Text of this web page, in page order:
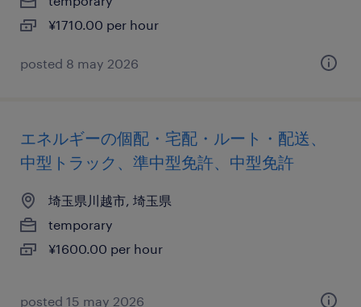
¥1710.00 per hour
posted 8 may 2026
エネルギーの個配・宅配・ルート・配送、
中型トラック、準中型免許、中型免許
埼玉県川越市, 埼玉県
temporary
¥1600.00 per hour
posted 15 may 2026